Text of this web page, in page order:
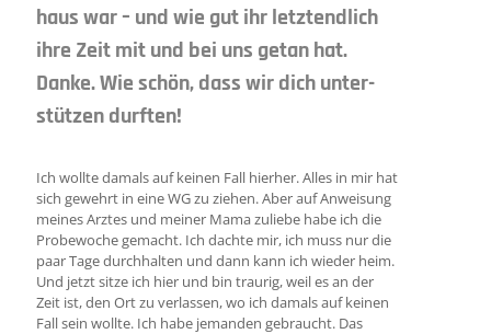
haus war – und wie gut ihr letzt­end­lich
ihre Zeit mit und bei uns getan hat.
Danke. Wie schön, dass wir dich un­ter­
stüt­zen durften!
Ich wollte damals auf keinen Fall hier­her. Alles in mir hat
sich ge­wehrt in eine WG zu ziehen. Aber auf An­wei­sung
meines Arztes und meiner Mama zu­liebe habe ich die
Pro­be­woche ge­macht. Ich dachte mir, ich muss nur die
paar Tage durch­halten und dann kann ich wieder heim.
Und jetzt sitze ich hier und bin trau­rig, weil es an der
Zeit ist, den Ort zu ver­lassen, wo ich da­mals auf keinen
Fall sein wollte. Ich habe je­man­den ge­braucht. Das